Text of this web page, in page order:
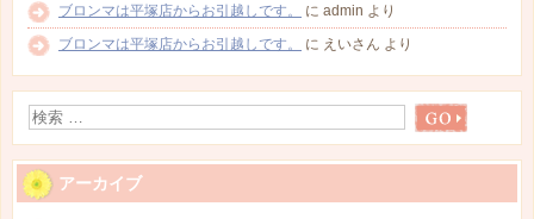
ブロンマは平塚店からお引越しです。
に admin より
ブロンマは平塚店からお引越しです。
に えいさん より
アーカイブ